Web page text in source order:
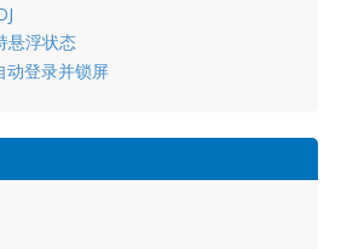
悬浮状态
登录并锁屏